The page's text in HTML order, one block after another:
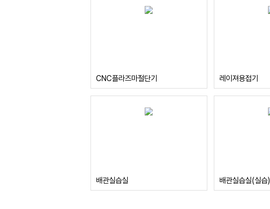
CNC플라즈마절단기 레이져용접기
배관실습실 배관실습실(실습)